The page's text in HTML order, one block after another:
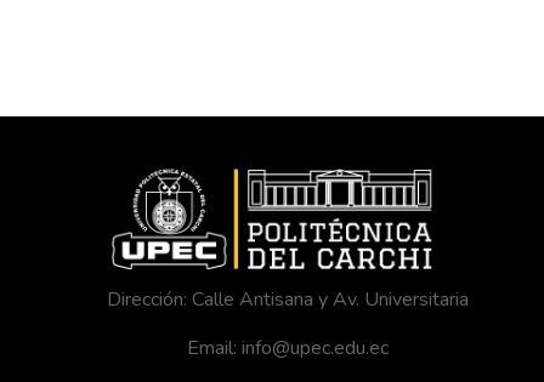
Dirección: Calle Antisana y Av. Universitaria
Email: info@upec.edu.ec